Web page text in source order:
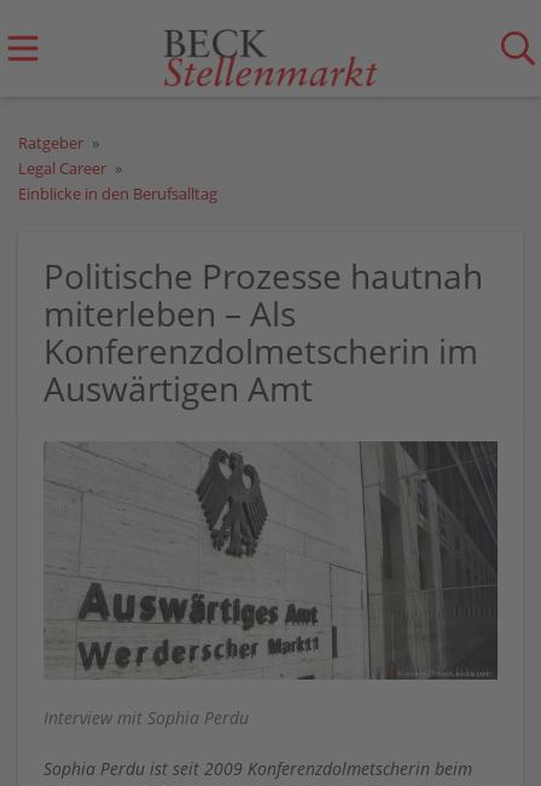
Ratgeber
Legal Career
Einblicke in den Berufsalltag
Politische Prozesse hautnah
miterleben – Als
Konferenzdolmetscherin im
Auswärtigen Amt
Interview mit Sophia Perdu
Sophia Perdu ist seit 2009 Konferenzdolmetscherin beim